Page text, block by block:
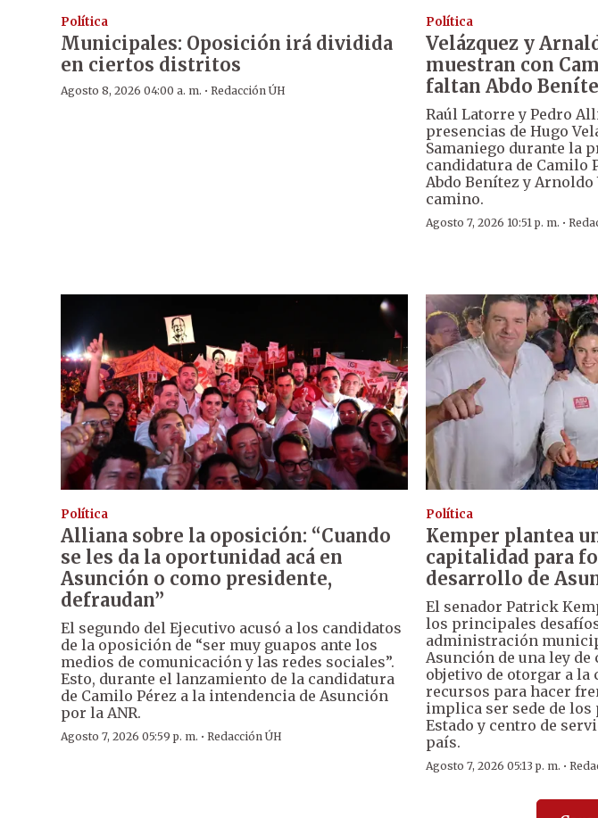
Política
Municipales: Oposición irá dividida
en ciertos distritos
Agosto 8, 2026 04:00 a. m. · Redacción ÚH
Política
Velázquez y
muestran con
faltan Abdo
Raúl Latorre y Pedro
presencias de Hugo
Samaniego durante la
candidatura de Camilo
Abdo Benítez y
camino.
Agosto 7, 2026 10:51 p. m. ·
Política
Alliana sobre la oposición: “Cuando
se les da la oportunidad acá en
Asunción o como presidente,
defraudan”
El segundo del Ejecutivo acusó a los candidatos
de la oposición de “ser muy guapos ante los
medios de comunicación y las redes sociales”.
Esto, durante el lanzamiento de la candidatura
de Camilo Pérez a la intendencia de Asunción
por la ANR.
Agosto 7, 2026 05:59 p. m. · Redacción ÚH
Política
Kemper plantea
capitalidad para
desarrollo de
El senador Patrick
los principales
administración
Asunción de una ley
objetivo de otorgar a la
recursos para hacer
implica ser sede de
Estado y centro de
país.
Agosto 7, 2026 05:13 p. m. ·